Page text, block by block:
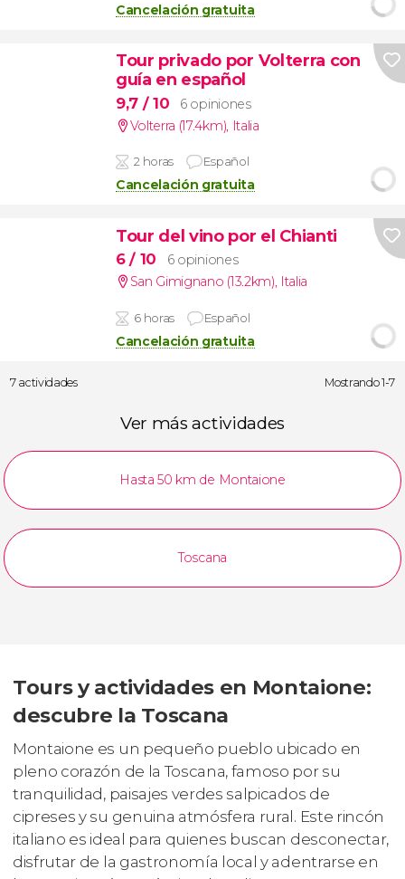
Cancelación gratuita
Tour privado por Volterra con
guía en español
9,7 / 10
6 opiniones
Volterra (17.4km) Italia
2 horas Español
Cancelación gratuita
Tour del vino por el Chianti
6/ 10
6 opiniones
San Gimignano (13.2km), Italia
6 horas Español
Cancelación gratuita
7 actividades Mostrando 1-7
Ver más actividades
Hasta 50 km de Montaione
Toscana
Tours y actividades en Montaione:
descubre la Toscana
Montaione es un pequeño pueblo ubicado en
pleno corazón de la Toscana, famoso por su
tranquilidad, paisajes verdes salpicados de
cipreses y su genuina atmósfera rural. Este rincón
italiano es ideal para quienes buscan desconectar,
disfrutar de la gastronomía local y adentrarse en